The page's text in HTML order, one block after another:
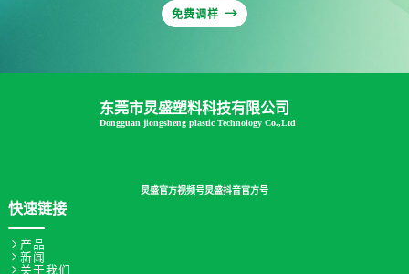
免费调样 
东莞市炅盛塑料科技有限公司
Dongguan jiongsheng plastic Technology Co.,Ltd
炅盛官方视频号炅盛抖音官方号
快速链接
 产品
 新闻
 关于我们